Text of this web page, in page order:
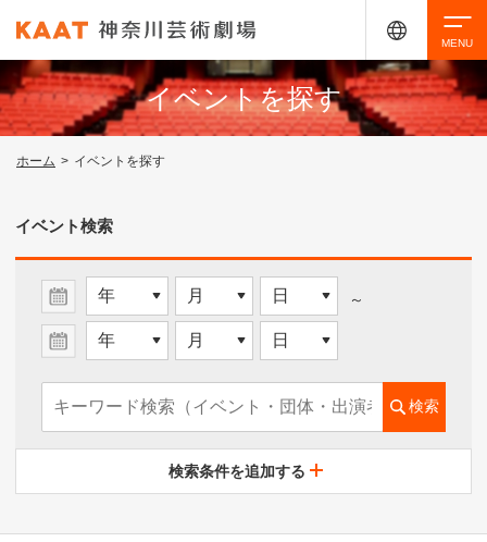
イベントを探す
・ イベント一覧
・ イベントカレンダー
検索
イベントを探す
ホーム > イベントを探す
イベント検索
～
検索
検索条件を追加する